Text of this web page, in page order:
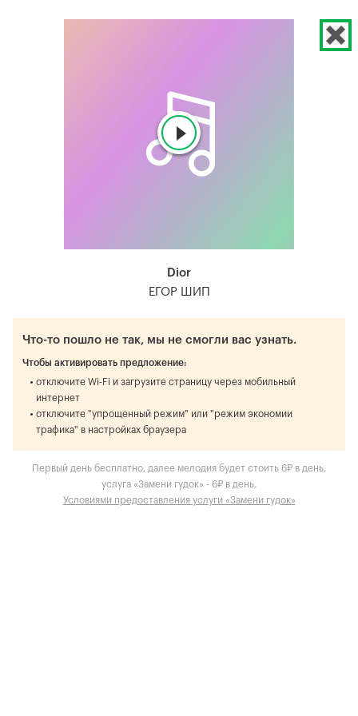
Dior
ЕГОР ШИП
Что-то пошло не так, мы не смогли вас узнать.
Чтобы активировать предложение:
отключите Wi-Fi и загрузите страницу через мобильный
интернет
отключите "упрощенный режим" или "режим экономии
трафика" в настройках браузера
Первый день бесплатно, далее мелодия будет стоить 6₽ в день,
услуга «Замени гудок» - 6₽ в день.
Условиями предоставления услуги «Замени гудок»